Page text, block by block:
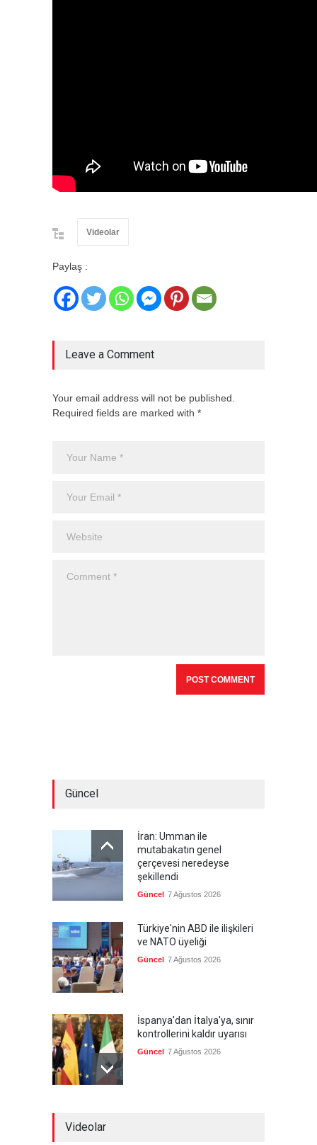
Videolar
Paylaş :
Leave a Comment
Your email address will not be published.
Required fields are marked with *
Güncel
İran: Umman ile
mutabakatın genel
çerçevesi neredeyse
şekillendi
Güncel 7 Ağustos 2026
Türkiye'nin ABD ile ilişkileri
ve NATO üyeliği
Güncel 7 Ağustos 2026
İspanya'dan İtalya'ya, sınır
kontrollerini kaldır uyarısı
Güncel 7 Ağustos 2026
Videolar